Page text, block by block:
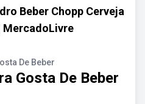
Beber Chopp Cerveja
MercadoLivre
De Beber
Gosta De Beber